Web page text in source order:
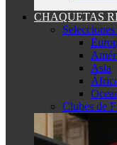
CHAQUETAS
Asia
Clubes de